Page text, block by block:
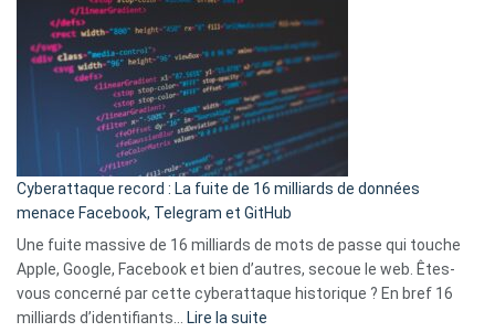
3
secondes
est
là
:
Le
Wrapped
Party
pour
comparer
vos
goûts
musicaux
avec
9
Cyberattaque record : La fuite de 16 milliards de données
menace Facebook, Telegram et GitHub
Une fuite massive de 16 milliards de mots de passe qui touche
Apple, Google, Facebook et bien d’autres, secoue le web. Êtes-
vous concerné par cette cyberattaque historique ? En bref 16
milliards d’identifiants… Lire la suite